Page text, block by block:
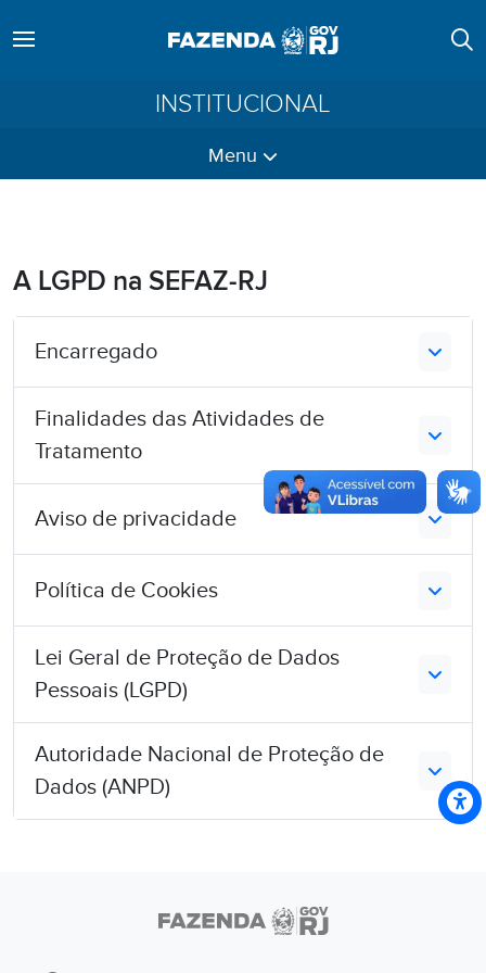
INSTITUCIONAL
Menu
A LGPD na SEFAZ-RJ
Encarregado
Finalidades das Atividades de
Tratamento
Aviso de privacidade
Política de Cookies
Lei Geral de Proteção de Dados
Pessoais (LGPD)
Autoridade Nacional de Proteção de
Dados (ANPD)